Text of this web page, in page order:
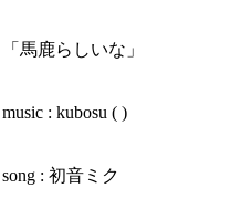
「馬鹿らしいな」
music : kubosu ( )
song : 初音ミク